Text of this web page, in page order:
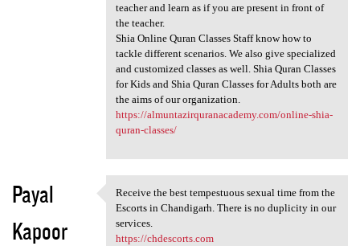
teacher and learn as if you are present in front of
the teacher.
Shia Online Quran Classes Staff know how to
tackle different scenarios. We also give specialized
and customized classes as well. Shia Quran Classes
for Kids and Shia Quran Classes for Adults both are
the aims of our organization.
https://almuntazirquranacademy.com/online-shia-
quran-classes/
Payal
Kapoor
Receive the best tempestuous
Receive the best tempestuous sexual time from the
Escorts in Chandigarh. There is no duplicity in our
services.
https://chdescorts.com